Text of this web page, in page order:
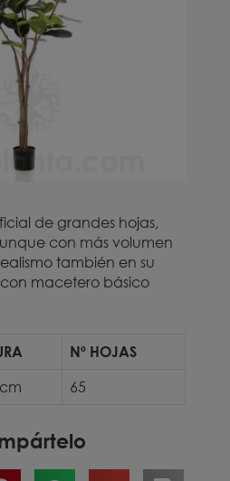
de grandes hojas,
con más volumen
también en su
macetero básico
Nº HOJAS
65